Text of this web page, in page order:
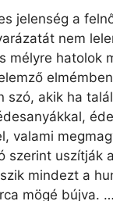
jelenség a
nem
mélyre hatolok
szó, akik ha
valami
szerint uszítják
mindezt a
mögé bújva. …